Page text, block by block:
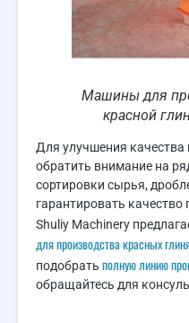
Машины для
красной
Для улучшения
обратить внимание на
сортировки сырья,
гарантировать
Shuliy Machinery
для производства красных
подобрать полную линию
обращайтесь для